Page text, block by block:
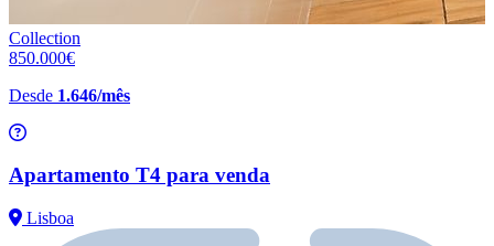
Collection
850.000€
Desde 1.646/mês
Apartamento T4 para venda
Lisboa